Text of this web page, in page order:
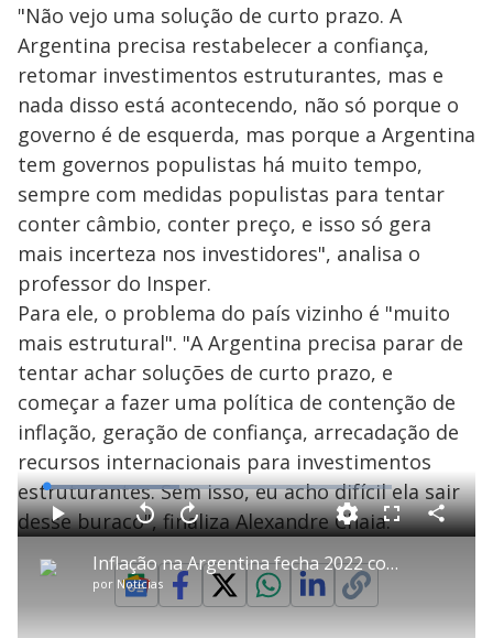
"Não vejo uma solução de curto prazo. A
Argentina precisa restabelecer a confiança,
retomar investimentos estruturantes, mas e
nada disso está acontecendo, não só porque o
governo é de esquerda, mas porque a Argentina
tem governos populistas há muito tempo,
sempre com medidas populistas para tentar
conter câmbio, conter preço, e isso só gera
mais incerteza nos investidores", analisa o
professor do Insper.
Para ele, o problema do país vizinho é "muito
mais estrutural". "A Argentina precisa parar de
tentar achar soluções de curto prazo, e
começar a fazer uma política de contenção de
inflação, geração de confiança, arrecadação de
recursos internacionais para investimentos
estruturantes. Sem isso, eu acho difícil ela sair
desse buraco", finaliza Alexandre Chaia.
P Inflação na Argentina fecha 2022 com alta de 94,8%, maior valor em 32 anos
por Notícias
P V
t
a
r
1
0
A
n
ç
a
1
L
o
a
d
e
:
3
8
8
F
l
C
o